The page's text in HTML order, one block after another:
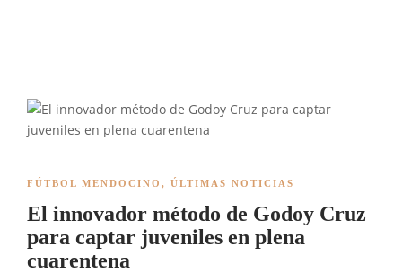
FÚTBOL MENDOCINO , ÚLTIMAS NOTICIAS
El innovador método de Godoy Cruz
para captar juveniles en plena
cuarentena